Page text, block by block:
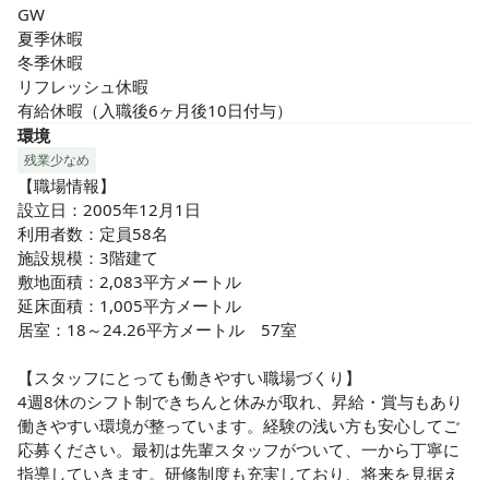
GW
夏季休暇
冬季休暇
リフレッシュ休暇
有給休暇（入職後6ヶ月後10日付与）
環境
残業少なめ
【職場情報】
設立日：2005年12月1日
利用者数：定員58名
施設規模：3階建て
敷地面積：2,083平方メートル
延床面積：1,005平方メートル
居室：18～24.26平方メートル　57室
【スタッフにとっても働きやすい職場づくり】
4週8休のシフト制できちんと休みが取れ、昇給・賞与もあり
働きやすい環境が整っています。経験の浅い方も安心してご
応募ください。最初は先輩スタッフがついて、一から丁寧に
指導していきます。研修制度も充実しており、将来を見据え